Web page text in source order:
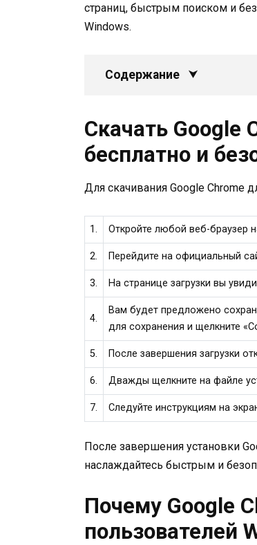
страниц, быстрым поиском и
Windows.
Содержание
Скачать Google
бесплатно и
Для скачивания Google Chrome
1. Откройте любой веб-браузер
2. Перейдите на официальный
3. На странице загрузки вы
4.
Вам будет предложено
для сохранения и щелкните
5. После завершения загрузки
6. Дважды щелкните на файле
7. Следуйте инструкциям на
После завершения установки
наслаждайтесь быстрым и
Почему Google
пользователей